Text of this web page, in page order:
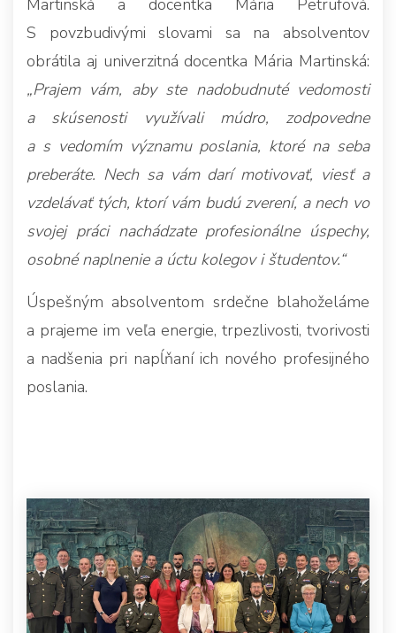
Martinská a docentka Mária Petrufová.
S povzbudivými slovami sa na absolventov
obrátila aj univerzitná docentka Mária Martinská:
„Prajem vám, aby ste nadobudnuté vedomosti
a skúsenosti využívali múdro, zodpovedne
a s vedomím významu poslania, ktoré na seba
preberáte. Nech sa vám darí motivovať, viesť a
vzdelávať tých, ktorí vám budú zverení, a nech vo
svojej práci nachádzate profesionálne úspechy,
osobné naplnenie a úctu kolegov i študentov.“
Úspešným absolventom srdečne blahoželáme
a prajeme im veľa energie, trpezlivosti, tvorivosti
a nadšenia pri napĺňaní ich nového profesijného
poslania.